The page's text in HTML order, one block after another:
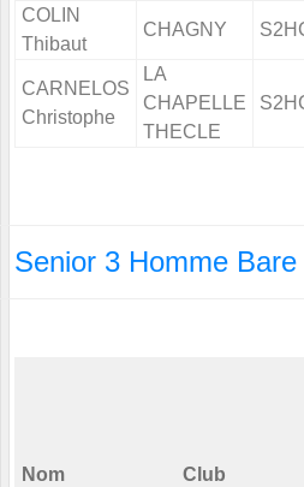
COLIN
Thibaut
CHAGNY
CARNELOS
Christophe
LA
CHAPELLE
THECLE
Senior 3 Homme
Nom Club